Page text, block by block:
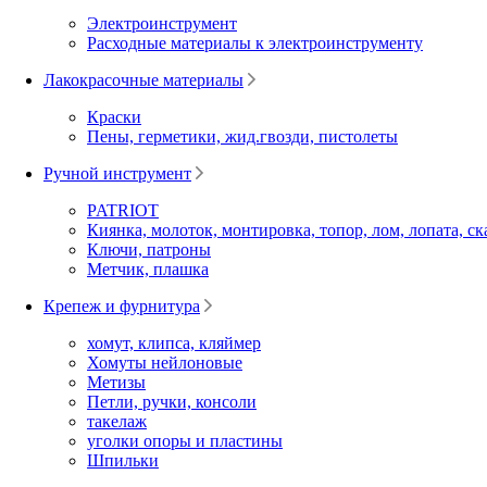
Электроинструмент
Расходные материалы к электроинструменту
Лакокрасочные материалы
Краски
Пены, герметики, жид.гвозди, пистолеты
Ручной инструмент
PATRIOT
Киянка, молоток, монтировка, топор, лом, лопата,
Ключи, патроны
Метчик, плашка
Крепеж и фурнитура
хомут, клипса, кляймер
Хомуты нейлоновые
Метизы
Петли, ручки, консоли
такелаж
уголки опоры и пластины
Шпильки